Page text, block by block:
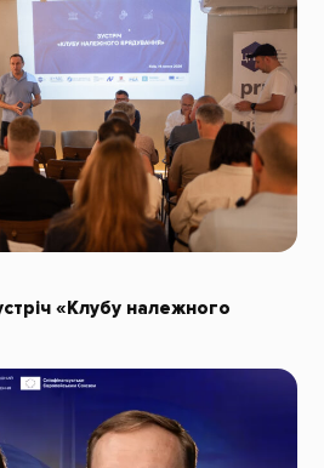
«Клубу належного